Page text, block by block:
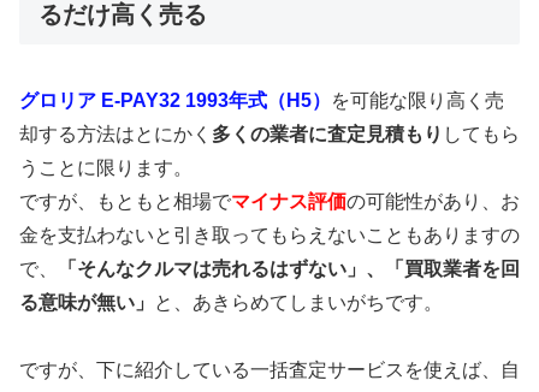
るだけ高く売る
グロリア E-PAY32 1993年式（H5）
を可能な限り高く売
却する方法はとにかく 多くの業者に査定見積もり してもら
うことに限ります。
ですが、もともと相場でマイナス評価の可能性があり、お
金を支払わないと引き取ってもらえないこともありますの
で、
「そんなクルマは売れるはずない」、「買取業者を回
る意味が無い」
と、あきらめてしまいがちです。
ですが、下に紹介している一括査定サービスを使えば、自